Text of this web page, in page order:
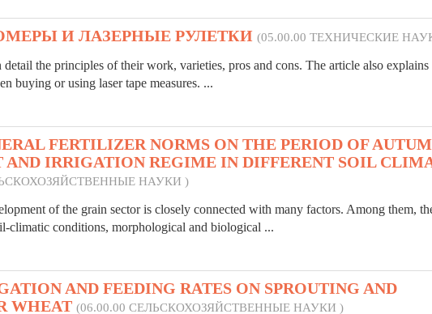
И ЛАЗЕРНЫЕ РУЛЕТКИ (05.00.00 ТЕХНИЧЕСКИЕ
detail the principles of their work, varieties, pros and cons. The article also explains
buying or using laser tape measures. ...
FERTILIZER NORMS ON THE PERIOD OF
AND IRRIGATION REGIME IN DIFFERENT SOIL
НАУКИ )
of the grain sector is closely connected with many factors. Among them,
climatic conditions, morphological and biological ...
AND FEEDING RATES ON SPROUTING AND
WHEAT (06.00.00 СЕЛЬСКОХОЗЯЙСТВЕННЫЕ НАУКИ )